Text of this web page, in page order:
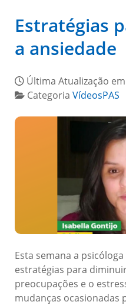
Estratégias
a ansiedade
Última Atualização em
Categoria VídeosPAS
Esta semana a
estratégias para
preocupações e o
mudanças ocasionadas